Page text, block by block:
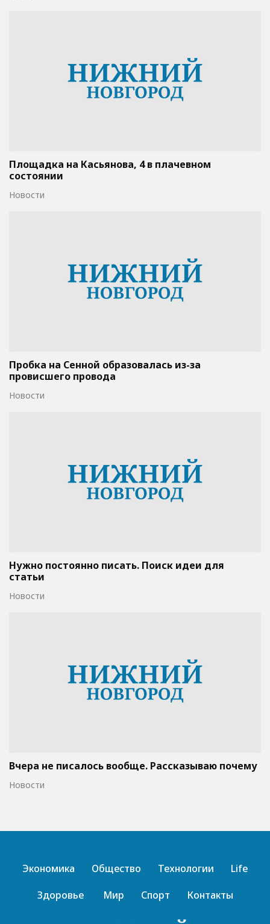
Площадка на Касьянова, 4 в плачевном
состоянии
Новости
Пробка на Сенной образовалась из-за
провисшего провода
Новости
Нужно постоянно писать. Поиск идеи для
статьи
Новости
Вчера не писалось вообще. Рассказываю почему
Новости
Экономика Общество Технологии
Life
Здоровье
Мир Спорт Контакты